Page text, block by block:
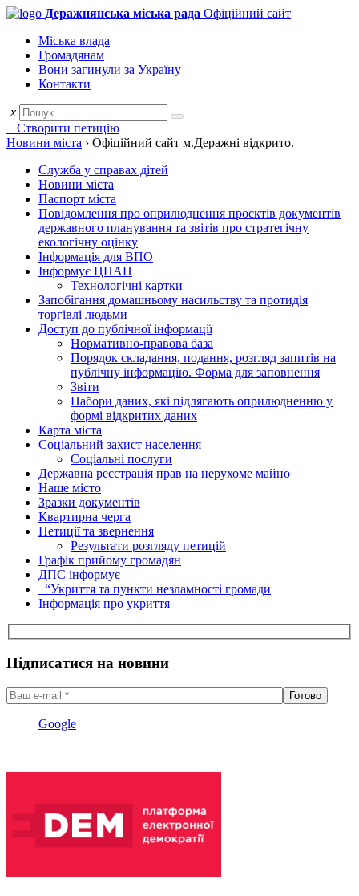
Деражнянська міська рада Офіційний сайт
Міська влада
Громадянам
Вони загинули за Україну
Контакти
x
+ Створити петицію
Новини міста › Офіційний сайт м.Деражні відкрито.
Служба у справах дітей
Новини міста
Паспорт міста
Повідомлення про оприлюднення проєктів документів
державного планування та звітів про стратегічну
екологічну оцінку
Інформація для ВПО
Інформує ЦНАП
Технологічні картки
Запобігання домашньому насильству та протидія
торгівлі людьми
Доступ до публічної інформації
Нормативно-правова база
Порядок складання, подання, розгляд запитів на
публічну інформацію. Форма для заповнення
Звіти
Набори даних, які підлягають оприлюдненню у
формі відкритих даних
Карта міста
Соціальний захист населення
Соціальні послуги
Державна реєстрація прав на нерухоме майно
Наше місто
Зразки документів
Квартирна черга
Петиції та звернення
Результати розгляду петицій
Графік прийому громадян
ДПС інформує
“Укриття та пункти незламності громади
Інформація про укриття
Підписатися на новини
Google